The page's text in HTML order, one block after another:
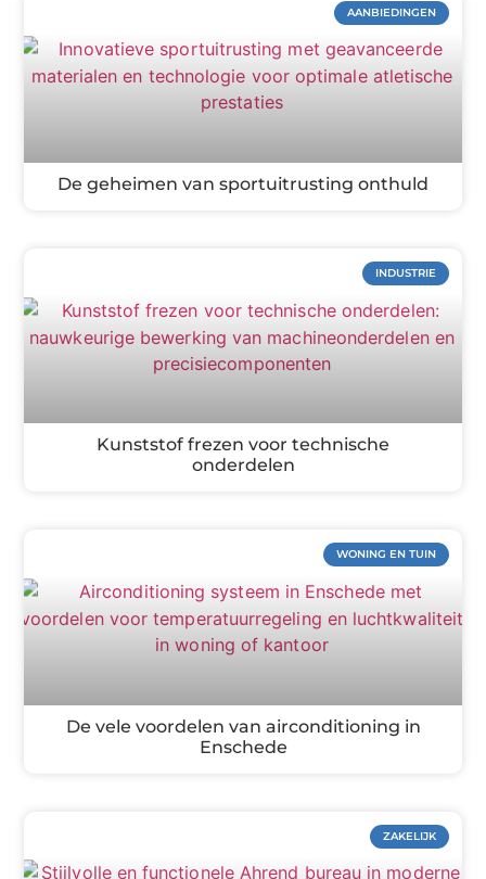
AANBIEDINGEN
De geheimen van sportuitrusting onthuld
INDUSTRIE
Kunststof frezen voor technische
onderdelen
WONING EN TUIN
De vele voordelen van airconditioning in
Enschede
ZAKELIJK